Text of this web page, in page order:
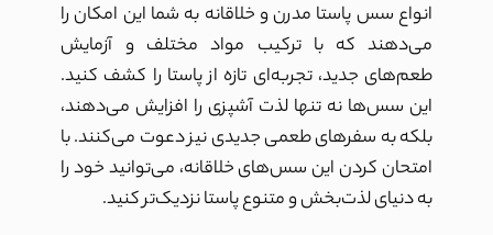
انواع سس پاستا مدرن و خلاقانه به شما این امکان را
می‌دهند که با ترکیب مواد مختلف و آزمایش
طعم‌های جدید، تجربه‌ای تازه از پاستا را کشف کنید.
این سس‌ها نه تنها لذت آشپزی را افزایش می‌دهند،
بلکه به سفرهای طعمی جدیدی نیز دعوت می‌کنند. با
امتحان کردن این سس‌های خلاقانه، می‌توانید خود را
به دنیای لذت‌بخش و متنوع پاستا نزدیک‌تر کنید.